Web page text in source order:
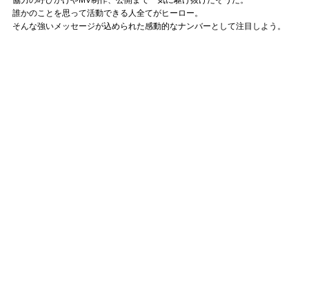
誰かのことを思って活動できる人全てがヒーロー。
そんな強いメッセージが込められた感動的なナンバーとして注目しよう。